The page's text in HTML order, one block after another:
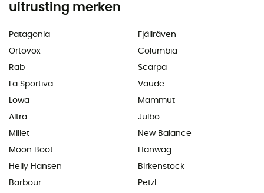
uitrusting merken
Patagonia
Ortovox
Rab
La Sportiva
Lowa
Altra
Millet
Moon Boot
Helly Hansen
Barbour
Fjällräven
Columbia
Scarpa
Vaude
Mammut
Julbo
New Balance
Hanwag
Birkenstock
Petzl